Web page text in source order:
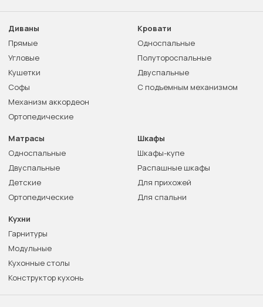
Диваны
Прямые
Угловые
Кушетки
Софы
Механизм аккордеон
Ортопедические
Кровати
Односпальные
Полутороспальные
Двуспальные
С подъемным механизмом
Матрасы
Односпальные
Двуспальные
Детские
Ортопедические
Шкафы
Шкафы-купе
Распашные шкафы
Для прихожей
Для спальни
Кухни
Гарнитуры
Модульные
Кухонные столы
Конструктор кухонь